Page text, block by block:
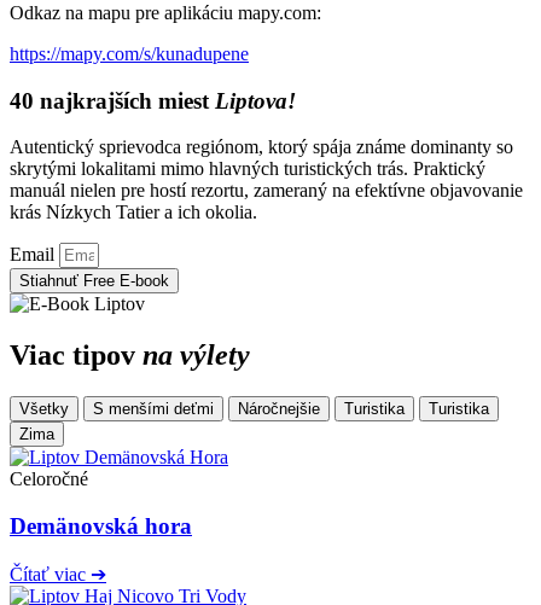
Odkaz na mapu pre aplikáciu mapy.com:
https://mapy.com/s/kunadupene
40 najkrajších miest Liptova!
Autentický sprievodca regiónom, ktorý spája známe dominanty so
skrytými lokalitami mimo hlavných turistických trás. Praktický
manuál nielen pre hostí rezortu, zameraný na efektívne objavovanie
krás Nízkych Tatier a ich okolia.
Email
Stiahnuť Free E-book
Viac tipov na výlety
Všetky S menšími deťmi Náročnejšie Turistika
Turistika
Zima
Celoročné
Demänovská hora
Čítať viac ➔